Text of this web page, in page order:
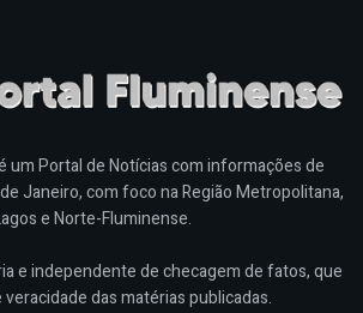
um Portal de Notícias com informações de
Janeiro, com foco na Região Metropolitana,
e Norte-Fluminense.
e independente de checagem de fatos, que
das matérias publicadas.